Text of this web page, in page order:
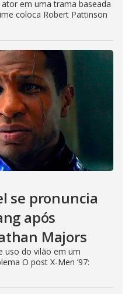
em uma trama baseada
coloca Robert Pattinson
se pronuncia
após
Majors
uso do vilão em um
O post X-Men ’97: